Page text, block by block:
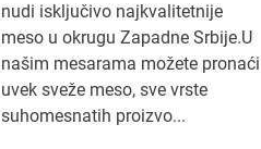
nudi isključivo najkvalitetnije
meso u okrugu Zapadne Srbije.U
našim mesarama možete pronaći
uvek sveže meso, sve vrste
suhomesnatih proizvo...